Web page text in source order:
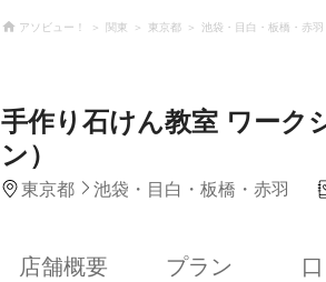
アソビュー！ 関東 東京都 池袋・目白・板橋・赤羽
手作り石けん教室 ワーク
ン）
東京都 池袋・目白・板橋・赤羽
店舗概要 プラン